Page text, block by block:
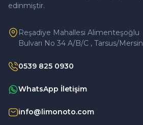
edinmiştir.
Reşadiye Mahallesi Alimenteşoğlu
Bulvarı No 34 A/B/C , Tarsus/Mersin
0539 825 0930
WhatsApp İletişim
info@limonoto.com